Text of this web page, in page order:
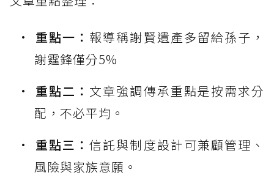
重點一： 報導稱謝賢遺產多留給孫子，
謝霆鋒僅分5%
重點二： 文章強調傳承重點是按需求分
配，不必平均。
重點三：信託與制度設計可兼顧管理、
風險與家族意願。